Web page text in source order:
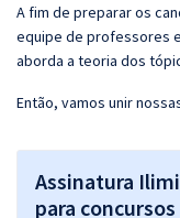
A fim de preparar os
equipe de professores
aborda a teoria dos
Então, vamos unir
Assinatura
para